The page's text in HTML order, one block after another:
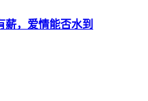
薪，爱情能否水到